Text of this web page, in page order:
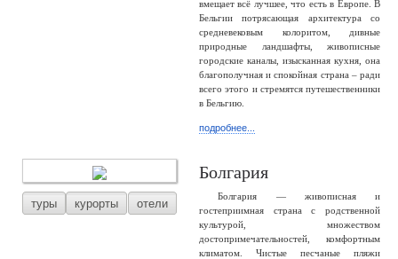
вмещает всё лучшее, что есть в Европе. В
Бельгии потрясающая архитектура со
средневековым колоритом, дивные
природные ландшафты, живописные
городские каналы, изысканная кухня, она
благополучная и спокойная страна – ради
всего этого и стремятся путешественники
в Бельгию.
подробнее...
туры курорты отели
Болгария
Болгария — живописная и
гостеприимная страна с родственной
культурой, множеством
достопримечательностей, комфортным
климатом. Чистые песчаные пляжи